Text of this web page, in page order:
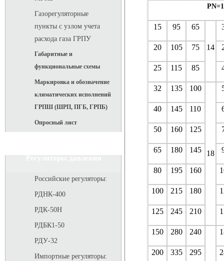
Газорегуляторные
пункты с узлом учета
расхода газа ГРПУ
Габаритные и
функциональные схемы
Маркировка и обозначение
климатических исполнений
ГРПШ (ШРП, ПГБ, ГРПБ)
Опросный лист
Российские регуляторы:
РДНК-400
РДК-50Н
РДБК1-50
РДУ-32
Импортные регуляторы:
15 95 65
14
20 105 75
25 115 85
32 135 100
18
40 145 110
50 160 125
65 180 145
80 195 160
100 215 180
125 245 210
150 280 240
200 335 295